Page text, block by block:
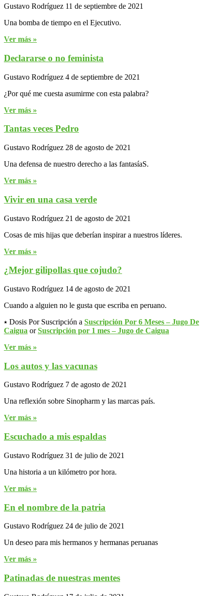
Gustavo Rodríguez 11 de septiembre de 2021
Una bomba de tiempo en el Ejecutivo.
Ver más »
Declararse o no feminista
Gustavo Rodríguez 4 de septiembre de 2021
¿Por qué me cuesta asumirme con esta palabra?
Ver más »
Tantas veces Pedro
Gustavo Rodríguez 28 de agosto de 2021
Una defensa de nuestro derecho a las fantasíaS.
Ver más »
Vivir en una casa verde
Gustavo Rodríguez 21 de agosto de 2021
Cosas de mis hijas que deberían inspirar a nuestros líderes.
Ver más »
¿Mejor gilipollas que cojudo?
Gustavo Rodríguez 14 de agosto de 2021
Cuando a alguien no le gusta que escriba en peruano.
⭑ Dosis Por Suscripción a Suscripción Por 6 Meses – Jugo De
Caigua orSuscripción por 1 mes – Jugo de Caigua
Ver más »
Los autos y las vacunas
Gustavo Rodríguez 7 de agosto de 2021
Una reflexión sobre Sinopharm y las marcas país.
Ver más »
Escuchado a mis espaldas
Gustavo Rodríguez 31 de julio de 2021
Una historia a un kilómetro por hora.
Ver más »
En el nombre de la patria
Gustavo Rodríguez 24 de julio de 2021
Un deseo para mis hermanos y hermanas peruanas
Ver más »
Patinadas de nuestras mentes